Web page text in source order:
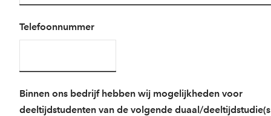
Telefoonnummer
Binnen ons bedrijf hebben wij mogelijkheden voor
deeltijdstudenten van de volgende duaal/